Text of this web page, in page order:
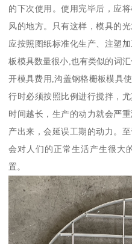
的下次使用。使用完毕后，应
风的地方。只有这样，模具的
应按照图纸标准化生产、注塑
板模具数量很小,也有类似的词
开模具费用,沟盖钢格栅板模具
行时必须按照比例进行搅拌，
时间越长，生产的动力就会严
产出来，会延误工期的动力。
会对人们的正常生活产生很大
置。